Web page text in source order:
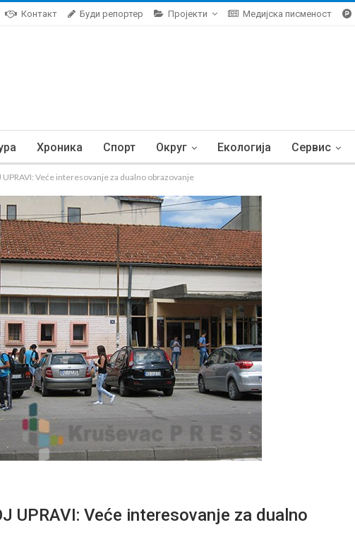
Контакт Буди репортер Пројекти Медијска писменост
Хроника Спорт Округ Екологија Сервис
UPRAVI: Veće interesovanje za dualno obrazovanje
UPRAVI: Veće interesovanje za dualno